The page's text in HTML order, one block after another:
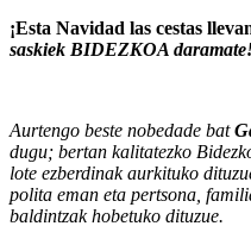
¡Esta Navidad las cestas
saskiek BIDEZKOA
Aurtengo beste nobedade bat
dugu; bertan kalitatezko
lote ezberdinak aurkituko
polita eman eta pertsona,
baldintzak hobetuko dituzue.